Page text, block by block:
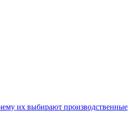
их выбирают производственные